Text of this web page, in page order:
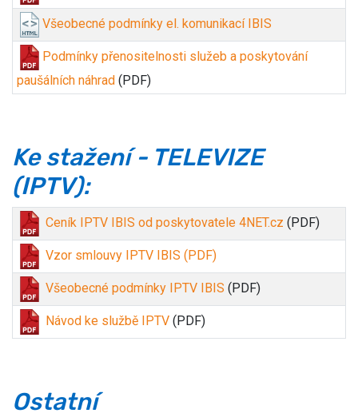
Všeobecné podmínky el. komunikací IBIS
Podmínky přenositelnosti služeb a poskytování
paušálních náhrad(PDF)
Ke stažení - TELEVIZE
(IPTV):
Ceník IPTV IBIS od poskytovatele 4NET.cz (PDF)
Vzor smlouvy IPTV IBIS (PDF)
Všeobecné podmínky IPTV IBIS (PDF)
Návod ke službě IPTV(PDF)
Ostatní